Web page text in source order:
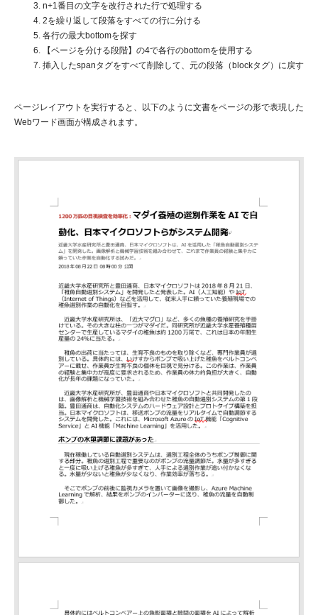
n+1番目の文字を改行された行で処理する
2を繰り返して段落をすべての行に分ける
各行の最大bottomを探す
【ページを分ける段階】の4で各行のbottomを使用する
挿入したspanタグをすべて削除して、元の段落（blockタグ）に戻す
ページレイアウトを実行すると、以下のように文書をページの形で表現した
Webワード画面が構成されます。